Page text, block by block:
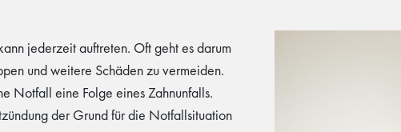
jederzeit auftreten. Oft geht es darum
und weitere Schäden zu vermeiden.
Notfall eine Folge eines Zahnunfalls.
der Grund für die Notfallsituation